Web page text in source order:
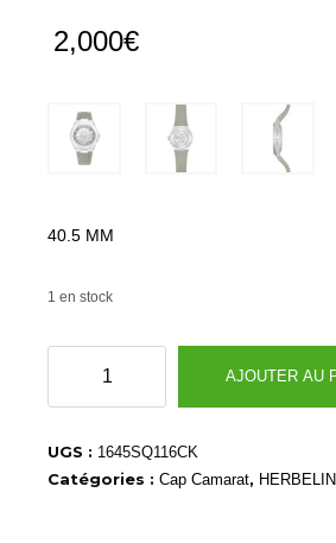
2,000€
40.5 MM
1 en stock
1645SQ116CK
AJOUTER AU
UGS : 1645SQ116CK
Catégories : Cap Camarat, HERBELIN